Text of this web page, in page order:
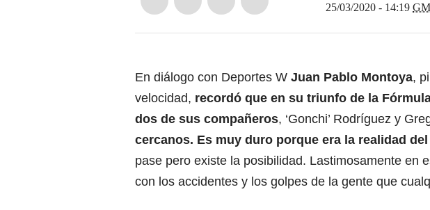
25/03/2020 - 14:19
En diálogo con Deportes W Juan Pablo Montoya,
velocidad, recordó que en su triunfo de la
dos de sus compañeros, ‘Gonchi’ Rodríguez y
cercanos. Es muy duro porque era la realidad
pase pero existe la posibilidad. Lastimosamente en
con los accidentes y los golpes de la gente que